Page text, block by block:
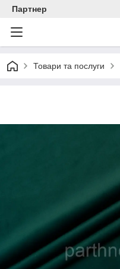
Партнер
Товари та послуги